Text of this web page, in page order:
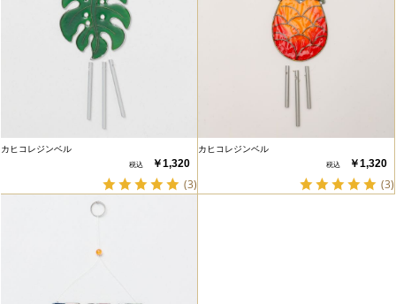
カヒコレジンベル
￥1,320
(3)
カヒコレジンベル
￥1,320
(3)